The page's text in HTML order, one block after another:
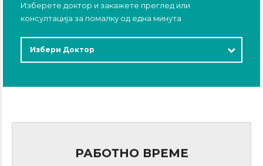
Изберете доктор и закажете преглед или
консултација за помалку од една минута
Избери Доктор
РАБОТНО ВРЕМЕ